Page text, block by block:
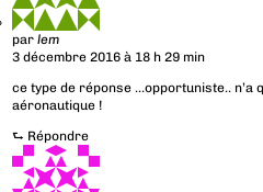
parlem
3 décembre 2016 à 18 h 29 min
ce type de réponse …opportuniste.. n’a
aéronautique !
⮑ Répondre